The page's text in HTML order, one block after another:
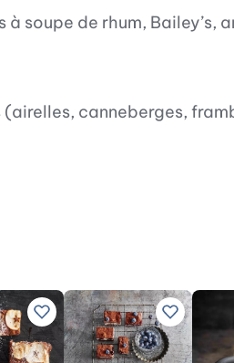
soupe de rhum, Bailey’s,
canneberges,
recettes préférées
Ajouter à vos recettesAjouter à